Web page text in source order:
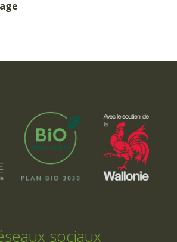
sociaux